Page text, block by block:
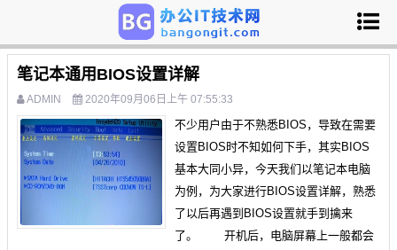
笔记本通用BIOS设置详解
ADMIN 2020年09月06日上午 07:55:33
不少用户由于不熟悉BIOS，导致在需要
设置BIOS时不知如何下手，其实BIOS
基本大同小异，今天我们以笔记本电脑
为例，为大家进行BIOS设置详解，熟悉
了以后再遇到BIOS设置就手到擒来
了。 开机后，电脑屏幕上一般都会